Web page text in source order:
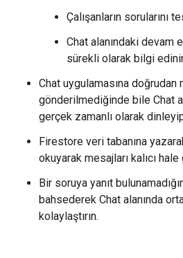
Çalışanların sorularını
Chat alanındaki devam
sürekli olarak bilgi
Chat uygulamasına doğrudan
gönderilmediğinde bile Chat
gerçek zamanlı olarak
Firestore veri tabanına
okuyarak mesajları kalıcı
Bir soruya yanıt
bahsederek Chat alanında
kolaylaştırın.